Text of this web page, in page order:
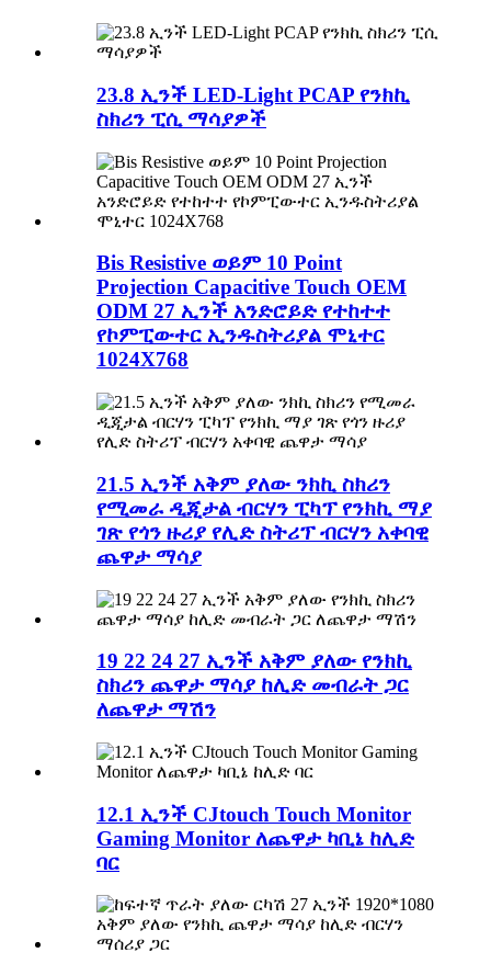
23.8 ኢንች LED-Light PCAP የንክኪ
ስክሪን ፒሲ ማሳያዎች
Bis Resistive ወይም 10 Point
Projection Capacitive Touch OEM
ODM 27 ኢንች አንድሮይድ የተከተተ
የኮምፒውተር ኢንዱስትሪያል ሞኒተር
1024X768
21.5 ኢንች አቅም ያለው ንክኪ ስክሪን
የሚመራ ዲጂታል ብርሃን ፒካፕ የንክኪ ማያ
ገጽ የጎን ዙሪያ የሊድ ስትሪፕ ብርሃን አቀባዊ
ጨዋታ ማሳያ
19 22 24 27 ኢንች አቅም ያለው የንክኪ
ስክሪን ጨዋታ ማሳያ ከሊድ መብራት ጋር
ለጨዋታ ማሽን
12.1 ኢንች CJtouch Touch Monitor
Gaming Monitor ለጨዋታ ካቢኔ ከሊድ
ባር